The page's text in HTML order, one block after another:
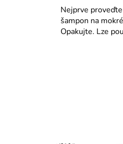
Nejprve
šampon na
Opakujte. Lze